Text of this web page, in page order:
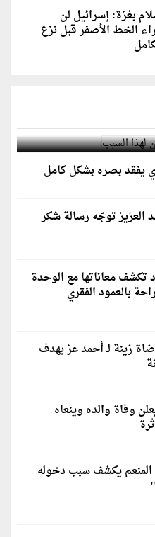
بغزة: إسرائيل لن
الخط الأصفر قبل نزع
لهذا السبب
يفقد بصره بشكل كامل
العزيز توجّه رسالة شكر
معاناتها مع الوحدة
بالعمود الفقري
زينة لـ أحمد عز بهدف
وفاة والده وينعاه
يكشف سبب دخوله